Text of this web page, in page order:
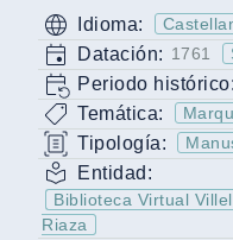
Idioma:
Datación: 1761
Periodo histórico:
Temática:
Tipología:
Entidad:
Biblioteca Virtual
Riaza